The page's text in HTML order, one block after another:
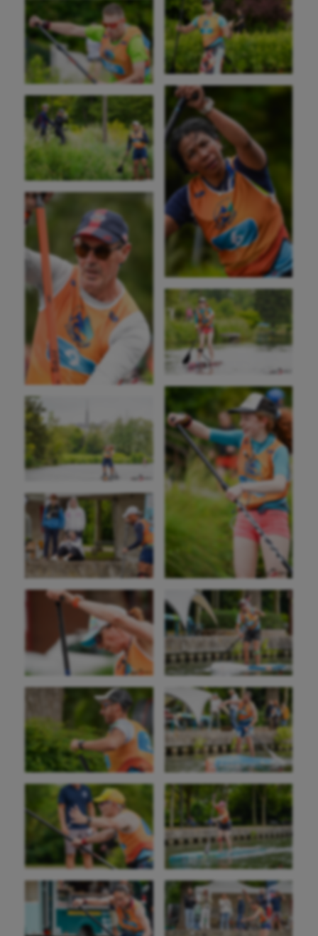
Gymnastique
Gymnastique rythmique
Haltérophilie
Handisport
Hippisme
Jeux Olympiques et Paralympiques
Kayak-polo
Korfbal
Longue paume
Moto
Natation
Natation artistique
Omnisports
Paddle
Parkour
Patinage artistique
Pétanque
Plongée
Randonnée / Marche
Roller-derby
Sarbacane
Sauvetage sportif
Sport adapté
Sport handicap
Sport santé
Sport-entreprise
Sport-santé
Tir
Tir à l'arc
Triathlon
Ultimate frisbee